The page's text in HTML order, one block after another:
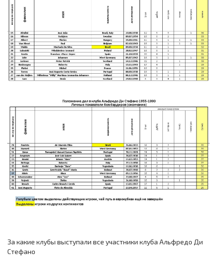
За какие клубы выступали все участники клуба Альфредо Ди
Стефано